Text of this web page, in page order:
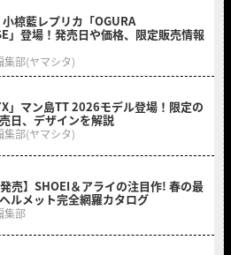
椋藍レプリカ「OGURA
」登場！発売日や価格、限定販売情報
集部(ヤマシタ)
」マン島TT 2026モデル登場！限定の
日、デザインを解説
集部(ヤマシタ)
売】SHOEI＆アライの注目作! 春の最
ルメット完全網羅カタログ
集部